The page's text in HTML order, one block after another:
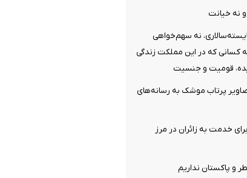
نه خیانت
نه سهم‌خواهی
کسانی که در این مملکت زندگی
قومیت و جنسیت
پرتاب موشک به رسانه‌های
خدمت به زائران در مرز
و پاکستان نداریم